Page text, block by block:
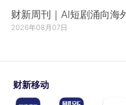
财新周刊｜AI短剧涌向海
2026年08月07日
财新移动